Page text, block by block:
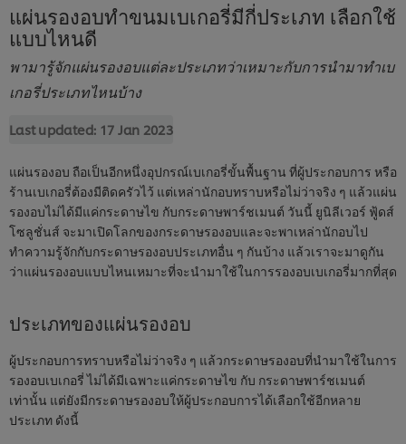
แผ่นรองอบทำขนมเบเกอรี่มีกี่ประเภท เลือกใช้
แบบไหนดี
พามารู้จักแผ่นรองอบแต่ละประเภทว่าเหมาะกับการนำมาทำเบ
เกอรี่ประเภทไหนบ้าง
Last updated: 17 Jan 2023
แผ่นรองอบ ถือเป็นอีกหนึ่งอุปกรณ์เบเกอรี่ขั้นพื้นฐาน ที่ผู้ประกอบการ หรือ
ร้านเบเกอรี่ต้องมีติดครัวไว้ แต่เหล่านักอบทราบหรือไม่ว่าจริง ๆ แล้วแผ่น
รองอบไม่ได้มีแค่กระดาษไข กับกระดาษพาร์ชเมนต์ วันนี้ ยูนิลีเวอร์ ฟู้ดส์
โซลูชั่นส์ จะมาเปิดโลกของกระดาษรองอบและจะพาเหล่านักอบไป
ทำความรู้จักกับกระดาษรองอบประเภทอื่น ๆ กันบ้าง แล้วเราจะมาดูกัน
ว่าแผ่นรองอบแบบไหนเหมาะที่จะนำมาใช้ในการรองอบเบเกอรี่มากที่สุด
ประเภทของแผ่นรองอบ
ผู้ประกอบการทราบหรือไม่ว่าจริง ๆ แล้วกระดาษรองอบที่นำมาใช้ในการ
รองอบเบเกอรี่ ไม่ได้มีเฉพาะแค่กระดาษไข กับ กระดาษพาร์ชเมนต์
เท่านั้น แต่ยังมีกระดาษรองอบให้ผู้ประกอบการได้เลือกใช้อีกหลาย
ประเภท ดังนี้